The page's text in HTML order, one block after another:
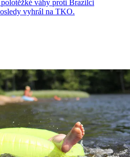
váhy proti Brazilci
vyhrál na TKO.